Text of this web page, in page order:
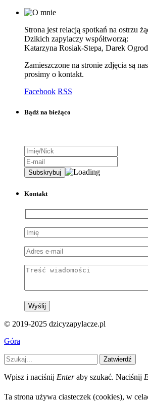
Strona jest relacją spotkań na ostrzu
Dzikich zapylaczy współtworzą:
Katarzyna Rosiak-Stepa, Darek
Zamieszczone na stronie zdjęcia są
prosimy o kontakt.
Facebook RSS
Bądź na bieżąco
Kontakt
© 2019-2025 dzicyzapylacze.pl
Góra
Zatwierdź
Wpisz i naciśnij Enteraby szukać. Naciśnij
Ta strona używa ciasteczek (cookies), w